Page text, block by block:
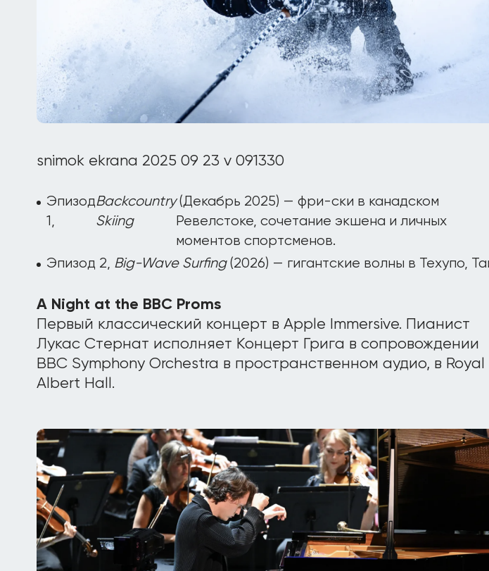
snimok ekrana 2025 09 23 v 091330
Эпизод
1,
Backcountry
Skiing
(Декабрь 2025) — фри-ски в канадском
Ревелстоке, сочетание экшена и личных
моментов спортсменов.
Эпизод 2, Big-Wave Surfing(2026) — гигантские волны в Техупо,
A Night at the BBC Proms
Первый классический концерт в Apple Immersive. Пианист
Лукас Стернат исполняет Концерт Грига в сопровождении
BBC Symphony Orchestra в пространственном аудио, в Royal
Albert Hall.